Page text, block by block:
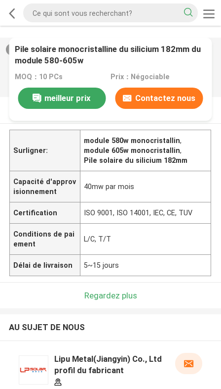
/0
Pile solaire monocristalline du silicium 182mm du
module 580-605w
MOQ：10 PCs Prix：Négociable
meilleur prix
Contactez nous
DESCRIPTION DE PRODUIT
Surligner:
module 580w monocristallin,
module 605w monocristallin,
Pile solaire du silicium 182mm
Capacité d'approv
isionnement
40mw par mois
Certification ISO 9001, ISO 14001, IEC, CE, TUV
Conditions de pai
ement
L/C, T/T
Délai de livraison 5~15 jours
Regardez plus
AU SUJET DE NOUS
Lipu Metal(Jiangyin) Co., Ltd
profil du fabricant